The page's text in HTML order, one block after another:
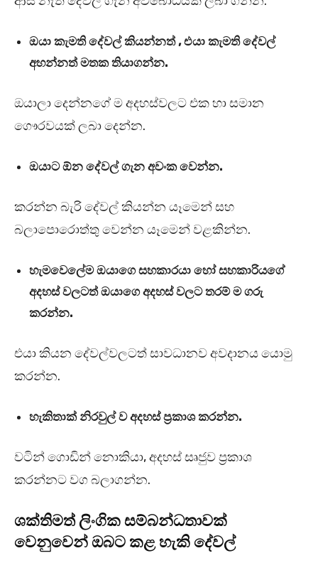
ඔයා කැමති දේවල් කියන්නත් , එයා කැමති දේවල්
අහන්නත් මතක තියාගන්න.
ඔයාලා දෙන්නගේ ම අදහස්වලට එක හා සමාන
ගෞරවයක් ලබා දෙන්න.
ඔයාට ඕන දේවල් ගැන අවංක වෙන්න.
කරන්න බැරි දේවල් කියන්න යෑමෙන් සහ
බලාපොරොත්තු වෙන්න යෑමෙන් වළකින්න.
හැමවෙලේම ඔයාගෙ සහකාරයා හෝ සහකාරියගේ
අදහස් වලටත් ඔයාගෙ අදහස් වලට තරම් ම ගරු
කරන්න.
එයා කියන දේවල්වලටත් සාවධානව අවදානය යොමු
කරන්න.
හැකිතාක් නිරවුල් ව අදහස් ප්‍රකාශ කරන්න.
වටින් ගොඩින් නොකියා, අදහස් සෘජුව ප්‍රකාශ
කරන්නට වග බලාගන්න.
ශක්තිමත් ලිංගික සම්බන්ධතාවක්
වෙනුවෙන් ඔබට කළ හැකි දේවල්